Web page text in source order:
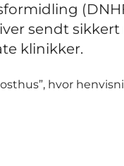
sendt
klinikker.
hvor